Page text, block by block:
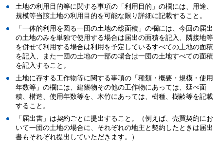
土地の利用目的等に関する事項の「利用目的」の欄には、用途、
規模等当該土地の利用目的を可能な限り詳細に記載すること。
「一体的利用を図る一団の土地の総面積」の欄には、今回の届出
の土地のみを単独で使用する場合は届出の面積を記入、隣接地等
を併せて利用する場合は利用を予定しているすべての土地の面積
を記入、また一団の土地の一部の場合は一団の土地すべての面積
を記入すること。
土地に存する工作物等に関する事項の「種類・概要・規模・使用
年数等」の欄には、建築物その他の工作物にあっては、延べ面
積、構造、使用年数等を、木竹にあっては、樹種、樹齢等を記載
すること。
「届出書」は契約ごとに提出すること。（例えば、売買契約にお
いて一団の土地の場合に、それぞれの地主と契約したときは届出
書もそれぞれ提出していただきます。）